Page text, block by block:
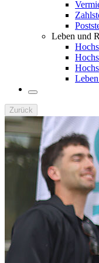
Leben und
Zurück